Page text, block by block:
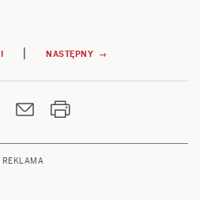
| NASTĘPNY →
REKLAMA